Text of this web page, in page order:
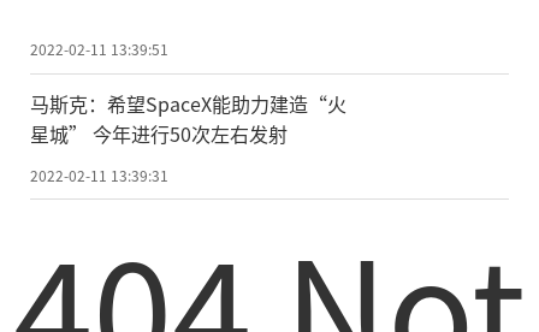
2022-02-11 13:39:51
马斯克：希望SpaceX能助力建造“火
星城” 今年进行50次左右发射
2022-02-11 13:39:31